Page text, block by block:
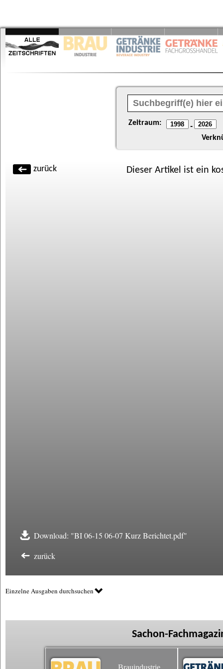
Zeitraum: -
zurück Dieser Artikel ist ein
Download: "BI 06-15 06-07 Kurz Berichtet.pdf"
zurück
Einzelne Ausgaben durchsuchen
Sachon-
Brauindustrie